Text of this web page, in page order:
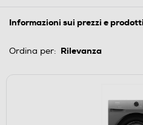
Informazioni sui prezzi e
Ordina per: